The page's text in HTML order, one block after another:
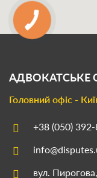
АДВОКАТСЬКЕ
Головний офіс -
+38 (050)
вул.